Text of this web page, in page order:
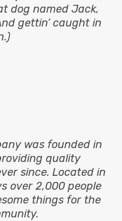
dog named Jack,
gettin’ caught in
was founded in
quality
since. Located in
over 2,000 people
things for the